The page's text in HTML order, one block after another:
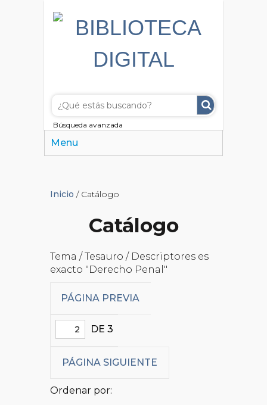
Búsqueda avanzada
Menu
Inicio / Catálogo
Catálogo
Tema / Tesauro / Descriptores es
exacto "Derecho Penal"
PÁGINA PREVIA
DE 3
PÁGINA SIGUIENTE
Ordenar por: